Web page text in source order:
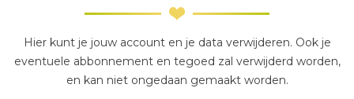
Hier kunt je jouw account en je data verwijderen. Ook je
eventuele abbonnement en tegoed zal verwijderd worden,
en kan niet ongedaan gemaakt worden.